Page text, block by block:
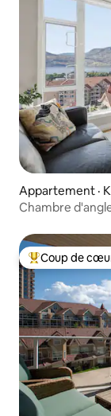
Appartement ·
Chambre
Coup de cœur
Coup de